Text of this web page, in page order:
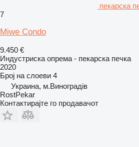
пекарска
7
Miwe Condo
9.450 €
Индустриска опрема - пекарска печка
2020
Број на слоеви 4
Украина, м.Виноградів
RostPekar
Контактирајте го продавачот